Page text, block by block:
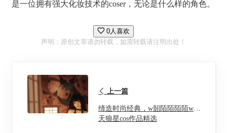
是一位拥有强大化妆技术的coser，无论是什么样的角色。
0人喜欢
声明：原创文章请勿转载，如需转载请注明出处！
上一篇
缔造时尚经典，w韶陌陌陌陌ww
天狼星cos作品精选